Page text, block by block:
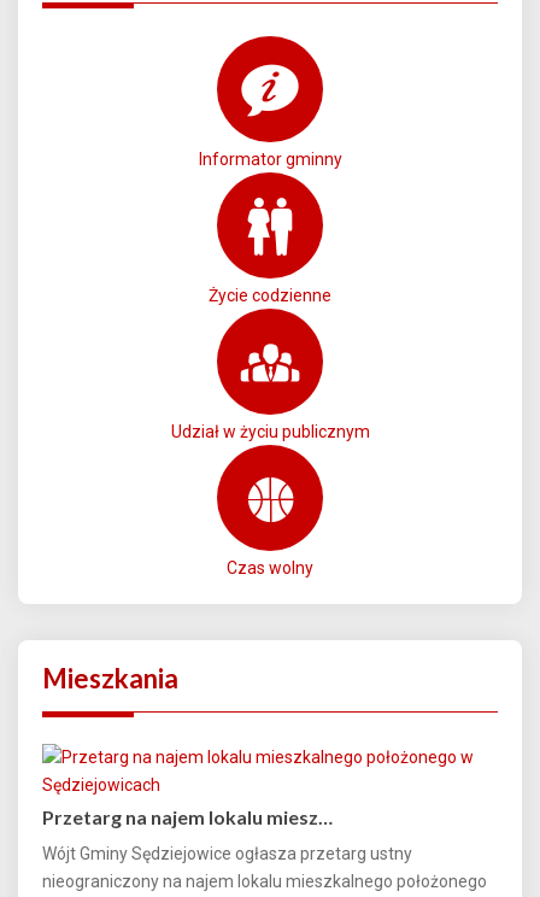
Informator gminny
Życie codzienne
Udział w życiu publicznym
Czas wolny
Mieszkania
Przetarg na najem lokalu miesz…
Wójt Gminy Sędziejowice ogłasza przetarg ustny
nieograniczony na najem lokalu mieszkalnego położonego